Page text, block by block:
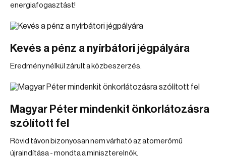
energiafogasztást!
Kevés a pénz a nyírbátori jégpályára
Eredmény nélkül zárult a közbeszerzés.
Magyar Péter mindenkit önkorlátozásra
szólított fel
Rövid távon bizonyosan nem várható az atomerőmű
újraindítása - mondta a miniszterelnök.